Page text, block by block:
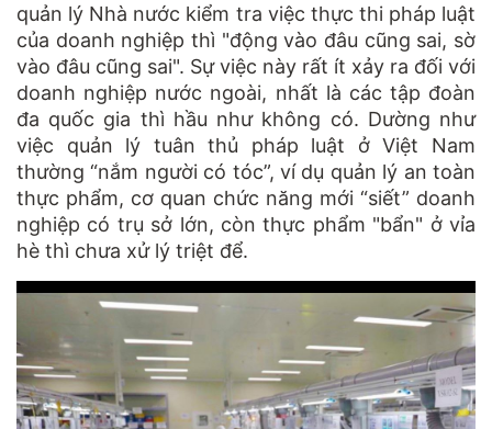
quản lý Nhà nước kiểm tra việc thực thi pháp luật
của doanh nghiệp thì "động vào đâu cũng sai, sờ
vào đâu cũng sai". Sự việc này rất ít xảy ra đối với
doanh nghiệp nước ngoài, nhất là các tập đoàn
đa quốc gia thì hầu như không có. Dường như
việc quản lý tuân thủ pháp luật ở Việt Nam
thường “nắm người có tóc”, ví dụ quản lý an toàn
thực phẩm, cơ quan chức năng mới “siết” doanh
nghiệp có trụ sở lớn, còn thực phẩm "bẩn" ở vỉa
hè thì chưa xử lý triệt để.